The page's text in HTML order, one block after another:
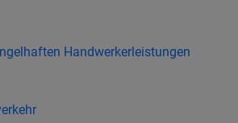
Handwerkerleistungen